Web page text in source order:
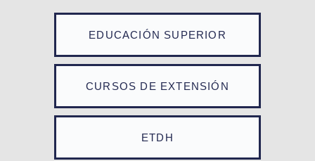
EDUCACIÓN SUPERIOR
CURSOS DE EXTENSIÓN
ETDH